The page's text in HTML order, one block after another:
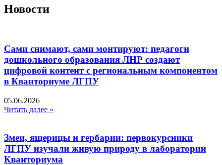
Новости
Сами снимают, сами монтируют: педагоги
дошкольного образования ЛНР создают
цифровой контент с региональным компонентом
в Кванториуме ЛГПУ​
05.06.2026
Читать далее »
Змеи, ящерицы и гербарии: первокурсники
ЛГПУ изучали живую природу в лаборатории
Кванториума